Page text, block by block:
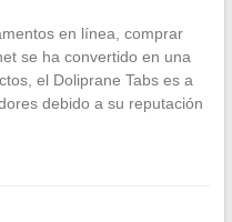
en línea, comprar
se ha convertido en una
el Doliprane Tabs es a
debido a su reputación